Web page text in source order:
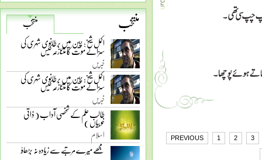
منتخب
منتخب
اکمل شیخ: چین میں برطانوی شہری کی
سزائے موت کا متنازعہ کیس
خبریں
اکمل شیخ: چین میں برطانوی شہری کی
سزائے موت کا متنازعہ کیس
خبریں
طالب علم کے شخصی آداب ( ذاتی
خوبیاں )
اسلام
مجھے میرے مرتبے سے زیادہ نہ بڑھاؤ
PREVIOUS 1 2 3